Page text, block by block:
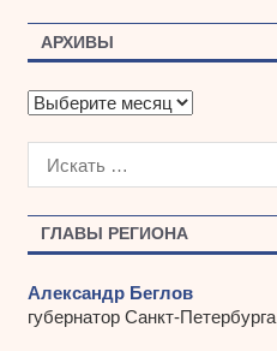
ГЛАВЫ РЕГИОНА
Александр Беглов
губернатор Санкт-Петербурга
АРХИВЫ
А
х
ы